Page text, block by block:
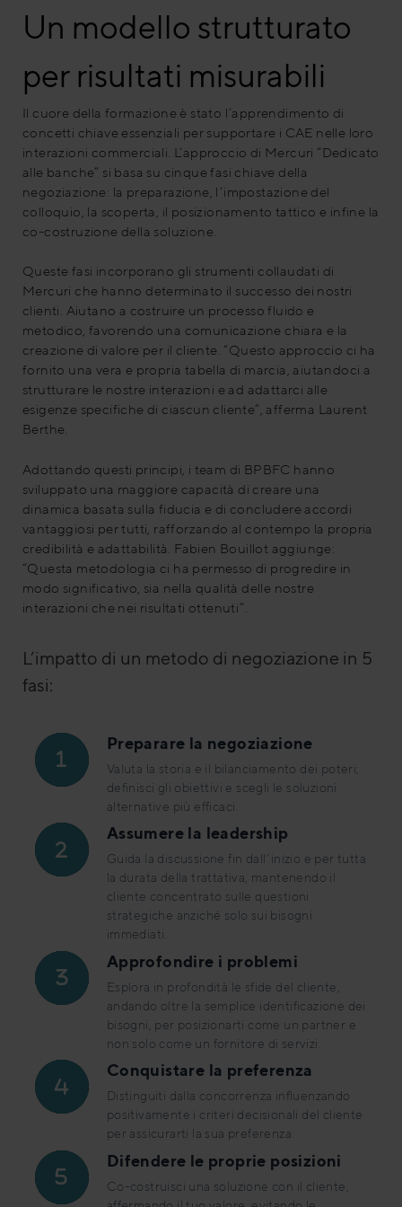
Un modello strutturato
per risultati misurabili
Il cuore della formazione è stato l’apprendimento di
concetti chiave essenziali per supportare i CAE nelle loro
interazioni commerciali. L’approccio di Mercuri “Dedicato
alle banche” si basa su cinque fasi chiave della
negoziazione: la preparazione, l’impostazione del
colloquio, la scoperta, il posizionamento tattico e infine la
co-costruzione della soluzione.
Queste fasi incorporano gli strumenti collaudati di
Mercuri che hanno determinato il successo dei nostri
clienti. Aiutano a costruire un processo fluido e
metodico, favorendo una comunicazione chiara e la
creazione di valore per il cliente. “Questo approccio ci ha
fornito una vera e propria tabella di marcia, aiutandoci a
strutturare le nostre interazioni e ad adattarci alle
esigenze specifiche di ciascun cliente”, afferma Laurent
Berthe.
Adottando questi principi, i team di BPBFC hanno
sviluppato una maggiore capacità di creare una
dinamica basata sulla fiducia e di concludere accordi
vantaggiosi per tutti, rafforzando al contempo la propria
credibilità e adattabilità. Fabien Bouillot aggiunge:
“Questa metodologia ci ha permesso di progredire in
modo significativo, sia nella qualità delle nostre
interazioni che nei risultati ottenuti”.
L’impatto di un metodo di negoziazione in 5
fasi:
Preparare la negoziazione
Valuta la storia e il bilanciamento dei poteri;
definisci gli obiettivi e scegli le soluzioni
alternative più efficaci.
Assumere la leadership
Guida la discussione fin dall’inizio e per tutta
la durata della trattativa, mantenendo il
cliente concentrato sulle questioni
strategiche anziché solo sui bisogni
immediati.
Approfondire i problemi
Esplora in profondità le sfide del cliente,
andando oltre la semplice identificazione dei
bisogni, per posizionarti come un partner e
non solo come un fornitore di servizi.
Conquistare la preferenza
Distinguiti dalla concorrenza influenzando
positivamente i criteri decisionali del cliente
per assicurarti la sua preferenza.
Difendere le proprie posizioni
Co-costruisci una soluzione con il cliente,